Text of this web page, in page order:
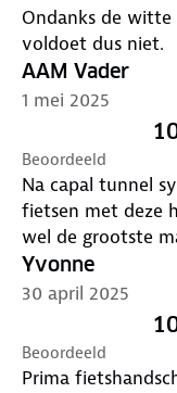
Ondanks de
voldoet dus niet.
AAM Vader
1 mei 2025
Beoordeeld
Na capal tunnel
fietsen met deze
Yvonne
30 april 2025
Beoordeeld
Prima